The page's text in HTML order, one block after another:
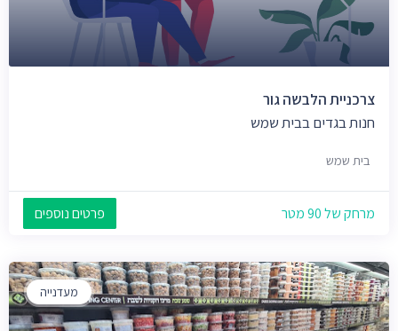
צרכניית הלבשה גור
חנות בגדים בבית שמש
בית שמש
מרחק של 90 מטר פרטים נוספים
מעדנייה